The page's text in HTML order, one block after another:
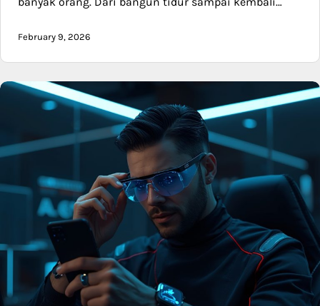
February 9, 2026